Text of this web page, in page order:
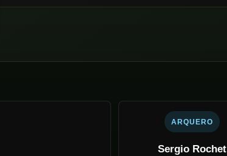
ARQUERO
Sergio Rochet